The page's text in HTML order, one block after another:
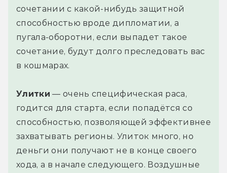
сочетании с какой-нибудь защитной
способностью вроде дипломатии, а
пугала-оборотни, если выпадет такое
сочетание, будут долго преследовать вас
в кошмарах.
Улитки — очень специфическая раса,
годится для старта, если попадётся со
способностью, позволяющей эффективнее
захватывать регионы. Улиток много, но
деньги они получают не в конце своего
хода, а в начале следующего. Воздушные